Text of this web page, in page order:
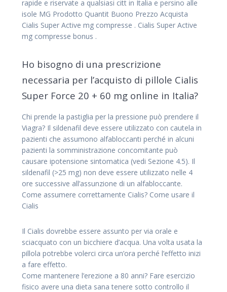
rapide e riservate a qualsiasi citt in Italia e persino alle
isole MG Prodotto Quantit Buono Prezzo Acquista
Cialis Super Active mg compresse . Cialis Super Active
mg compresse bonus .
Ho bisogno di una prescrizione
necessaria per l’acquisto di pillole Cialis
Super Force 20 + 60 mg online in Italia?
Chi prende la pastiglia per la pressione può prendere il
Viagra? Il sildenafil deve essere utilizzato con cautela in
pazienti che assumono alfabloccanti perché in alcuni
pazienti la somministrazione concomitante può
causare ipotensione sintomatica (vedi Sezione 4.5). Il
sildenafil (>25 mg) non deve essere utilizzato nelle 4
ore successive all’assunzione di un alfabloccante.
Come assumere correttamente Cialis? Come usare il
Cialis
Il Cialis dovrebbe essere assunto per via orale e
sciacquato con un bicchiere d’acqua. Una volta usata la
pillola potrebbe volerci circa un’ora perché l’effetto inizi
a fare effetto.
Come mantenere l’erezione a 80 anni? Fare esercizio
fisico avere una dieta sana tenere sotto controllo il